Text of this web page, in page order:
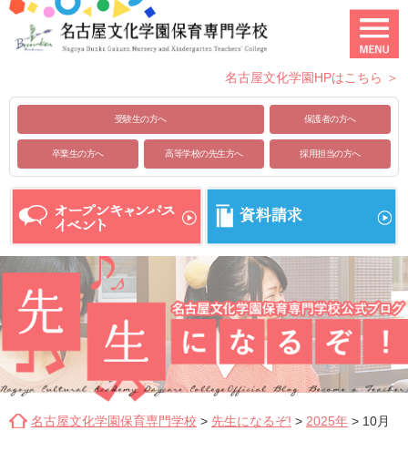
名古屋文化学園HPはこちら ＞
受験生の方へ 保護者の方へ
卒業生の方へ 高等学校の先生方へ 採用担当の方へ
名古屋文化学園保育専門学校 > 先生になるぞ! > 2025年 > 10月